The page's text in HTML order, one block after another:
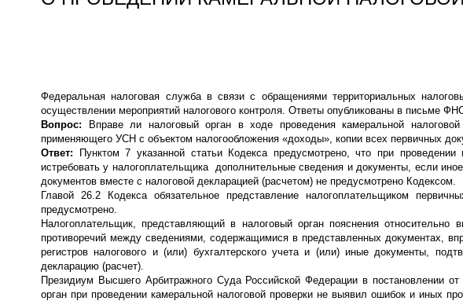
Федеральная налоговая служба в связи с обращениями территориальных
осуществлении мероприятий налогового контроля. Ответы опубликованы в письме
Вопрос: Вправе ли налоговый орган в ходе проведения камеральной налоговой
применяющего УСН с объектом налогообложения «доходы», копии всех первичных
Ответ: Пунктом 7 указанной статьи Кодекса предусмотрено, что при
истребовать у налогоплательщика дополнительные сведения и документы, если
документов вместе с налоговой декларацией (расчетом) не предусмотрено Кодексом.
Главой 26.2 Кодекса обязательное представление налогоплательщиком
предусмотрено.
Налогоплательщик, представляющий в налоговый орган пояснения
противоречий между сведениями, содержащимися в представленных документах,
регистров налогового и (или) бухгалтерского учета и (или) иные документы,
декларацию (расчет).
Президиум Высшего Арбитражного Суда Российской Федерации в постановлении
орган при проведении камеральной налоговой проверки не выявил ошибок и иных